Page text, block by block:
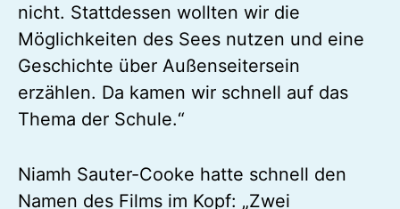
nicht. Stattdessen wollten wir die
Möglichkeiten des Sees nutzen und eine
Geschichte über Außenseitersein
erzählen. Da kamen wir schnell auf das
Thema der Schule.“
Niamh Sauter-Cooke hatte schnell den
Namen des Films im Kopf: „Zwei